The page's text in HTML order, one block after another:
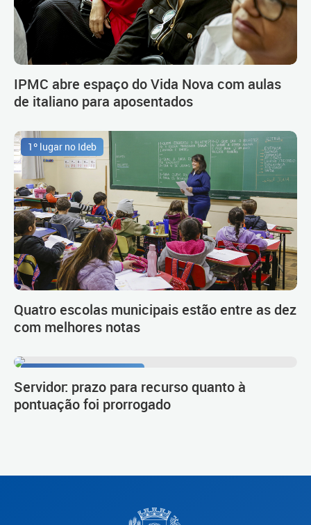
IPMC abre espaço do Vida Nova com aulas
de italiano para aposentados
1º lugar no Ideb
Quatro escolas municipais estão entre as dez
com melhores notas
Servidor: prazo para recurso quanto à
pontuação foi prorrogado